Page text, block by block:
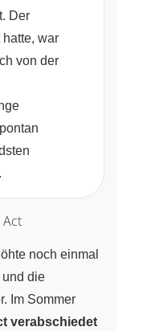
Der
hatte, war
von der
Act
noch einmal
und die
Im Sommer
verabschiedet